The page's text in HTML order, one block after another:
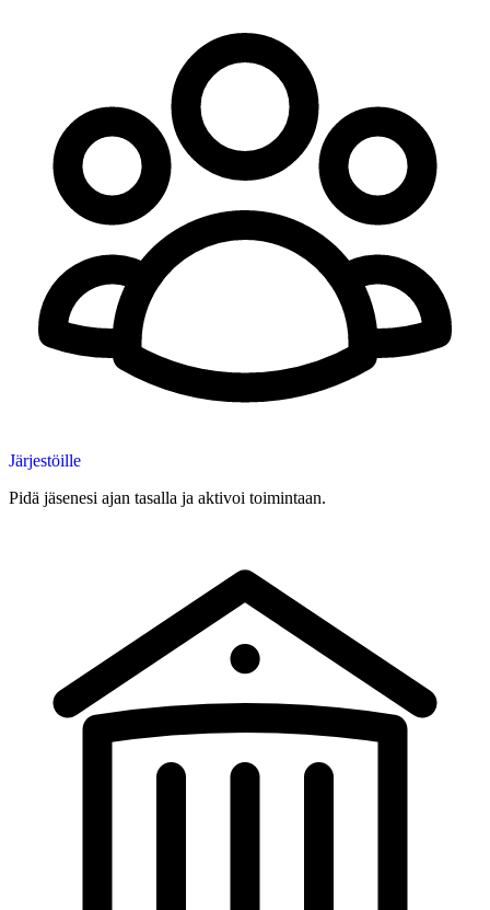
Järjestöille
Pidä jäsenesi ajan tasalla ja aktivoi toimintaan.